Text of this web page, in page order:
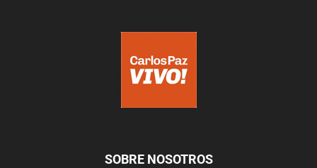
SOBRE NOSOTROS